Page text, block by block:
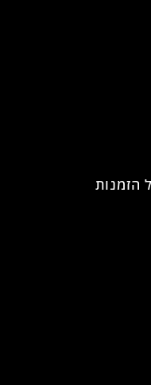
הזמנות